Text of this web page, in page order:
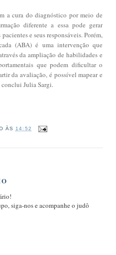
a cura do diagnóstico por meio de
diferente a essa pode gerar
e seus responsáveis. Porém,
(ABA) é uma intervenção que
da ampliação de habilidades e
que podem dificultar o
da avaliação, é possível mapear e
conclui Julia Sargi.
ÀS14:52
siga-nos e acompanhe o judô